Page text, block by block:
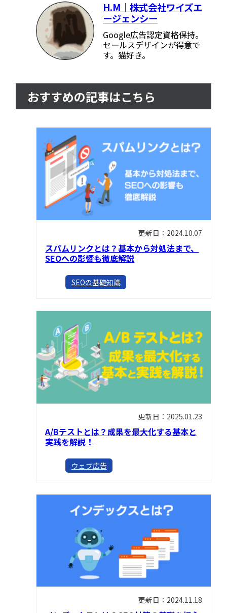
H.M｜株式会社ワイズエ
ージェンシー
Google広告認定資格保持。
セールスデザインが得意で
す。猫好き。
おすすめの記事はこちら
更新日：2024.10.07
スパムリンクとは？基本から対処法まで、
SEOへの影響も徹底解説
SEOの基礎知識
更新日：2025.01.23
A/Bテストとは？成果を最大化する基本と
実践を解説！
ウェブ広告
更新日：2024.11.18